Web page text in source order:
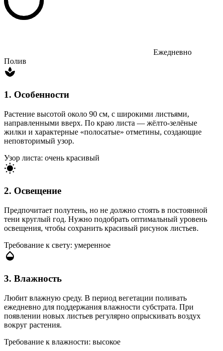
Ежедневно
Полив
1. Особенности
Растение высотой около 90 см, с широкими листьями,
направленными вверх. По краю листа — жёлто-зелёные
жилки и характерные «полосатые» отметины, создающие
неповторимый узор.
Узор листа: очень красивый
2. Освещение
Предпочитает полутень, но не должно стоять в постоянной
тени круглый год. Нужно подобрать оптимальный уровень
освещения, чтобы сохранить красивый рисунок листьев.
Требование к свету: умеренное
3. Влажность
Любит влажную среду. В период вегетации поливать
ежедневно для поддержания влажности субстрата. При
появлении новых листьев регулярно опрыскивать воздух
вокруг растения.
Требование к влажности: высокое